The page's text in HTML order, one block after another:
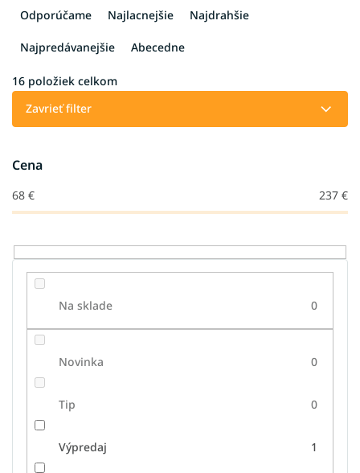
a
i
e
d
u
k
o
v
Odporúčame Najlacnejšie Najdrahšie
Najpredávanejšie Abecedne
16 položiek celkom
Zavrieť filter
Cena
68 € 237 €
Na sklade 0
Novinka 0
Tip 0
Výpredaj 1